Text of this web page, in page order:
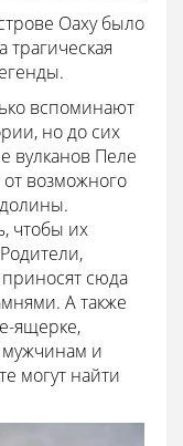
Оаху было
вспоминают
но до сих
вулканов Пеле
от возможного
чтобы их
сюда
А также
ящерке,
мужчинам и
могут найти